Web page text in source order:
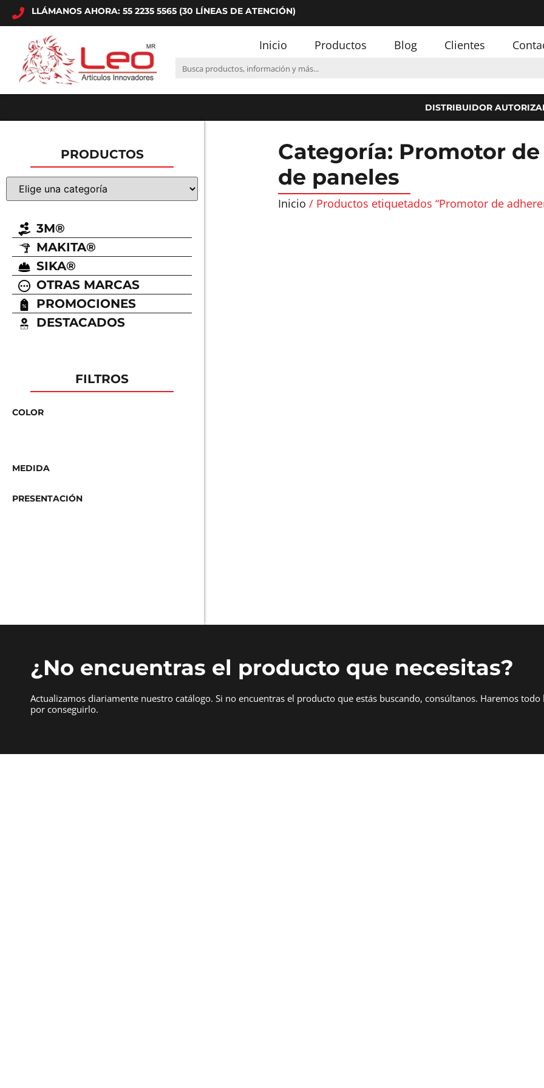
LLÁMANOS AHORA: 55 2235 5565 (30 LÍNEAS DE ATENCIÓN)
Inicio Productos Blog Clientes
DISTRIBUIDOR
PRODUCTOS
3M®
MAKITA®
SIKA®
OTRAS MARCAS
PROMOCIONES
DESTACADOS
FILTROS
COLOR
MEDIDA
PRESENTACIÓN
Categoría: Promotor
de paneles
Inicio / Productos etiquetados “Promotor de
¿No encuentras el producto que necesitas?
Actualizamos diariamente nuestro catálogo. Si no encuentras el producto que estás buscando, consúltanos. Haremos
por conseguirlo.